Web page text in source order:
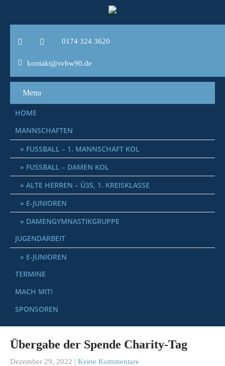
0174 324 3620
kontakt@svbw90.de
Menu
HOME
MANNSCHAFTEN
FUSSBALL – 1. MANNSCHAFT KOL
FUSSBALL – DAMEN KOL
ALTE HERREN – Ü35, 1. KREISKLASSE
E-JUNIOREN
DAMENGYMNASTIKGRUPPE
JUGENDARBEIT
E-JUNIOREN
TERMINE
MACH MIT!
SPONSOREN
Übergabe der Spende Charity-Tag
Dezember 29, 2022 | Keine Kommentare